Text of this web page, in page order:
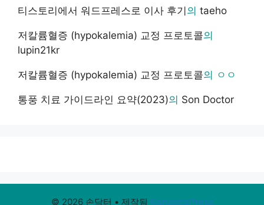
티스토리에서 워드프레스로 이사 후기 의 taeho
저칼륨혈증 (hypokalemia) 교정 프로토콜의
lupin21kr
저칼륨혈증 (hypokalemia) 교정 프로토콜의 ㅇㅇ
통풍 치료 가이드라인 요약(2023)의 Son Doctor
© 2026 손닥터 • 제작됨 GeneratePress